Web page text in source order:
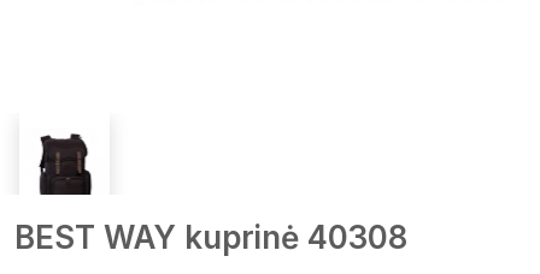
BEST WAY kuprinė 40308